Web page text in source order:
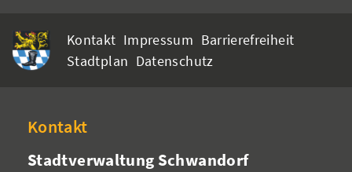
Kontakt Impressum Barrierefreiheit
Stadtplan Datenschutz
Kontakt
Stadtverwaltung Schwandorf